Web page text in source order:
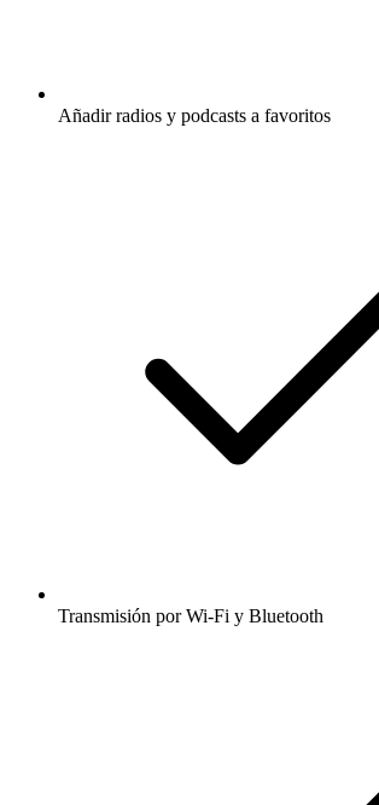
Añadir radios y podcasts a favoritos
Transmisión por Wi-Fi y Bluetooth